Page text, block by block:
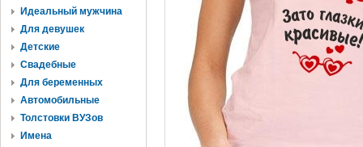
Идеальный мужчина
Для девушек
Детские
Свадебные
Для беременных
Автомобильные
Толстовки ВУЗов
Имена